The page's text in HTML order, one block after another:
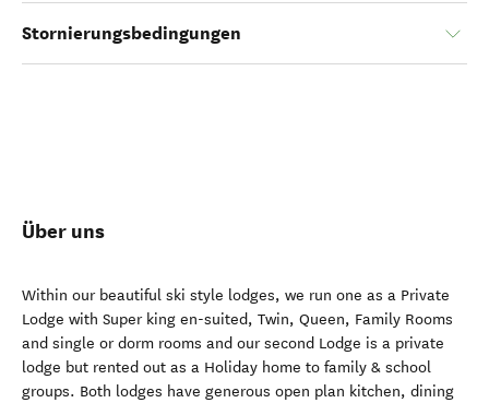
Stornierungsbedingungen
Über uns
Within our beautiful ski style lodges, we run one as a Private
Lodge with Super king en-suited, Twin, Queen, Family Rooms
and single or dorm rooms and our second Lodge is a private
lodge but rented out as a Holiday home to family & school
groups. Both lodges have generous open plan kitchen, dining